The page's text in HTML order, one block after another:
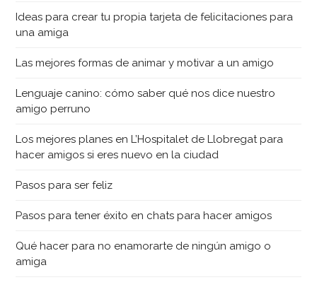
Ideas para crear tu propia tarjeta de felicitaciones para
una amiga
Las mejores formas de animar y motivar a un amigo
Lenguaje canino: cómo saber qué nos dice nuestro
amigo perruno
Los mejores planes en L’Hospitalet de Llobregat para
hacer amigos si eres nuevo en la ciudad
Pasos para ser feliz
Pasos para tener éxito en chats para hacer amigos
Qué hacer para no enamorarte de ningún amigo o
amiga